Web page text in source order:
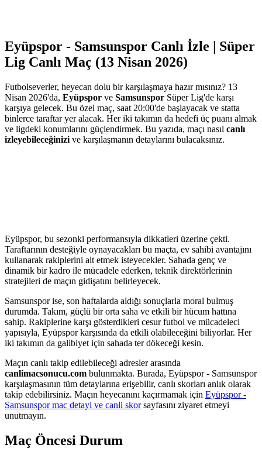
Eyüpspor - Samsunspor Canlı İzle | Süper
Lig Canlı Maç (13 Nisan 2026)
Futbolseverler, heyecan dolu bir karşılaşmaya hazır mısınız? 13
Nisan 2026'da, Eyüpspor ve Samsunspor Süper Lig'de karşı
karşıya gelecek. Bu özel maç, saat 20:00'de başlayacak ve statta
binlerce taraftar yer alacak. Her iki takımın da hedefi üç puanı almak
ve ligdeki konumlarını güçlendirmek. Bu yazıda, maçı nasıl canlı
izleyebileceğinizi ve karşılaşmanın detaylarını bulacaksınız.
Eyüpspor, bu sezonki performansıyla dikkatleri üzerine çekti.
Taraftarının desteğiyle oynayacakları bu maçta, ev sahibi avantajını
kullanarak rakiplerini alt etmek isteyecekler. Sahada genç ve
dinamik bir kadro ile mücadele ederken, teknik direktörlerinin
stratejileri de maçın gidişatını belirleyecek.
Samsunspor ise, son haftalarda aldığı sonuçlarla moral bulmuş
durumda. Takım, güçlü bir orta saha ve etkili bir hücum hattına
sahip. Rakiplerine karşı gösterdikleri cesur futbol ve mücadeleci
yapısıyla, Eyüpspor karşısında da etkili olabileceğini biliyorlar. Her
iki takımın da galibiyet için sahada ter dökeceği kesin.
Maçın canlı takip edilebileceği adresler arasında
canlimacsonucu.com bulunmakta. Burada, Eyüpspor - Samsunspor
karşılaşmasının tüm detaylarına erişebilir, canlı skorları anlık olarak
takip edebilirsiniz. Maçın heyecanını kaçırmamak için Eyüpspor -
Samsunspor mac detayi ve canli skorsayfasını ziyaret etmeyi
unutmayın.
Maç Öncesi Durum